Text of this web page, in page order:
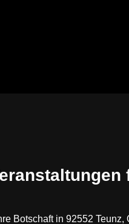
Botschaft in 92552